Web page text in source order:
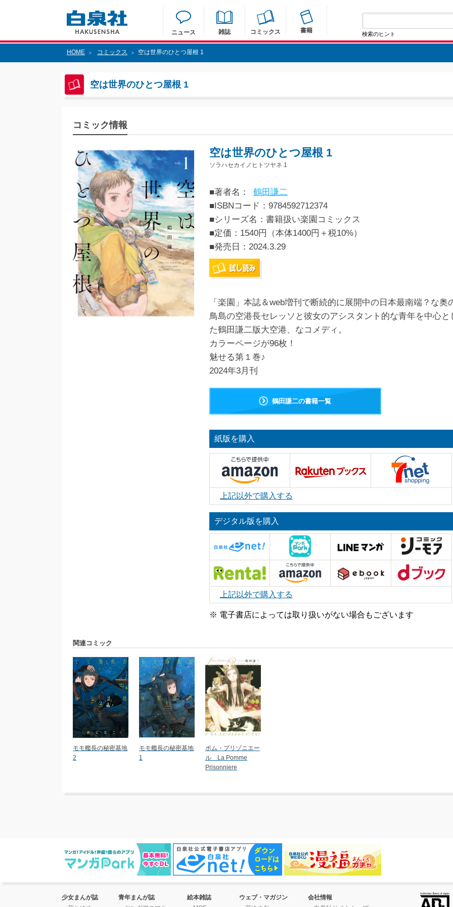
ニュース 雑誌 コミックス 書籍 検索のヒント
HOME > コミックス > 空は世界のひとつ屋根 1
空は世界のひとつ屋根 1
コミック情報
空は世界のひとつ屋根 1
ソラハセカイノヒトツヤネ 1
■著者名：
鶴田謙二
■ISBNコード：9784592712374
■シリーズ名：書籍扱い楽園コミックス
■定価：1540円（本体1400円＋税10%）
■発売日： 2024.3.29
「楽園」本誌＆web増刊で断続的に展開中の日本最南端？な奥
鳥島の空港長セレッソと彼女のアシスタント的な青年を中心と
た鶴田謙二版大空港、なコメディ。
カラーページが96枚！
魅せる第１巻♪
2024年3月刊
鶴田謙二の書籍一覧
紙版を購入
上記以外で購入する
デジタル版を購入
上記以外で購入する
※ 電子書店によっては取り扱いがない場合もございます
関連コミック
モモ艦長の秘密基地
2
モモ艦長の秘密基地
1
ポム・プリゾニエー
ル La Pomme
Prisonniere
少女まんが誌
青年まんが誌
絵本雑誌
ウェブ・マガジン
会社情報